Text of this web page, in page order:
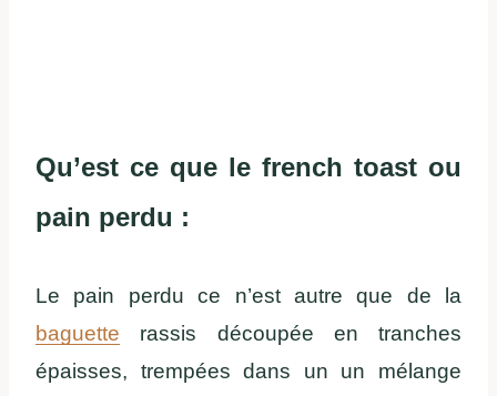
Qu’est ce que le french toast ou
pain perdu :
Le pain perdu ce n’est autre que de la
baguette rassis découpée en tranches
épaisses, trempées dans un un mélange